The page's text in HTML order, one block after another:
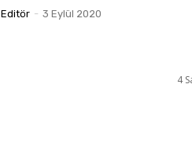
Editör - 3 Eylül 2020
4